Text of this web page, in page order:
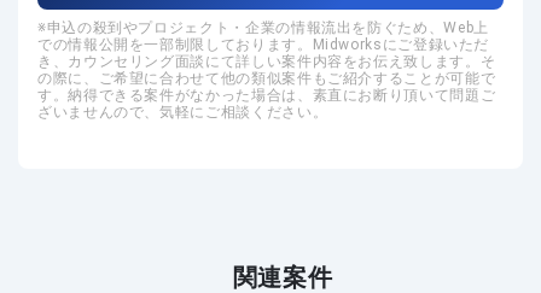
申込の殺到やプロジェクト・企業の情報流出を防ぐため、Web上
での情報公開を一部制限しております。Midworksにご登録いただ
き、カウンセリング面談にて詳しい案件内容をお伝え致します。そ
の際に、ご希望に合わせて他の類似案件もご紹介することが可能で
す。納得できる案件がなかった場合は、素直にお断り頂いて問題ご
ざいませんので、気軽にご相談ください。
関連案件